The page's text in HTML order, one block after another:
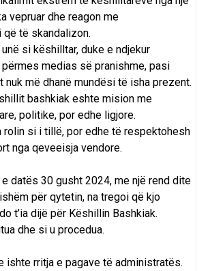
vepruar dhe reagon me
të skandalizon.
si këshilltar, duke e ndjekur
medias së pranishme, pasi
nuk më dhanë mundësi të isha prezent.
bashkiak eshte mision me
politike, por edhe ligjore.
rolin si i tillë, por edhe të respektohesh
nga qeveeisja vendore.
datës 30 gusht 2024, me një rend dite
për qytetin, na tregoi që kjo
t’ia dijë për Këshillin Bashkiak.
dhe si u procedua.
ishte rritja e pagave të administratës.